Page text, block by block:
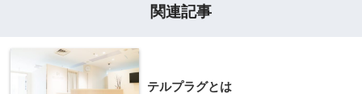
関連記事
テルプラグとは